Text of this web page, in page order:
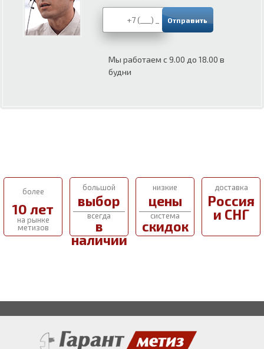
Мы работаем с 9.00 до 18.00 в
будни
более
10 лет
на рынке
метизов
большой
выбор
всегда
в
наличии
низкие
цены
система
скидок
доставка
Россия
и СНГ